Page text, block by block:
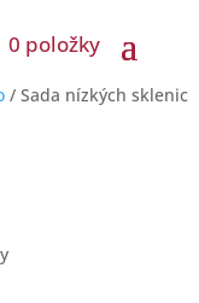
0 položky
/ Sada nízkých sklenic